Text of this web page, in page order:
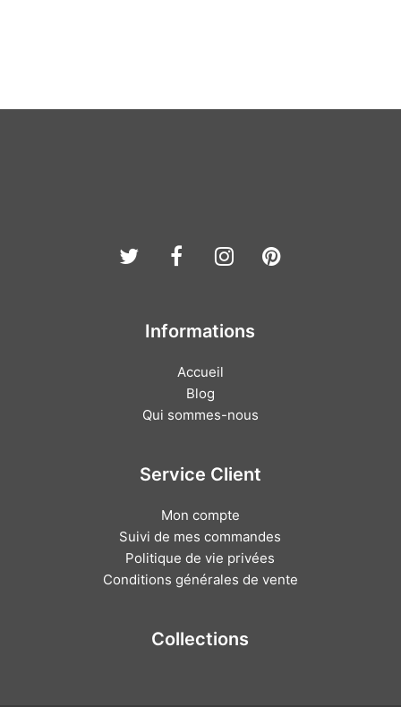
TwitterFacebook
Instagram
Pinterest
Informations
Accueil
Blog
Qui sommes-nous
Service Client
Mon compte
Suivi de mes commandes
Politique de vie privées
Conditions générales de vente
Collections